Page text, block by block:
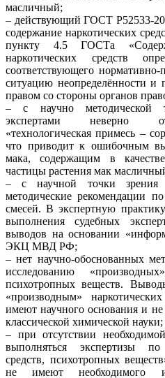
масличный;
– действующий ГОСТ Р52533-
содержание наркотических
пункту 4.5 ГОСТа
наркотических средств
соответствующего нормативно-
ситуацию неопределённости и
правом со стороны органов
– с научно методической
экспертами неверно
«технологическая примесь –
что приводит к ошибочным
мака, содержащим в
частицы растения мак
– с научной точки зрения
методические рекомендации
смесей. В экспертную
выполнения судебных
выводов на основании
ЭКЦ МВД РФ;
– нет научно-обоснованных
исследованию
психотропных веществ.
«производным»
имеют научного основания и
классической химической науки;
– при отсутствии
выполняться экспертизы по
средств, психотропных
не имеют необходимого и